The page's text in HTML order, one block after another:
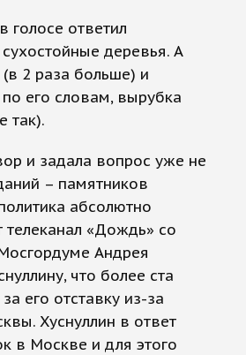
голосе ответил
деревья. А
2 раза больше) и
его словам, вырубка
так).
и задала вопрос уже не
– памятников
абсолютно
телеканал «Дождь» со
Андрея
что более ста
его отставку из-за
Хуснуллин в ответ
в Москве и для этого